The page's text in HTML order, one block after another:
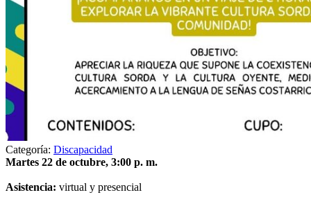
Categoría: Discapacidad
Martes 22 de octubre, 3:00 p. m.
Asistencia: virtual y presencial